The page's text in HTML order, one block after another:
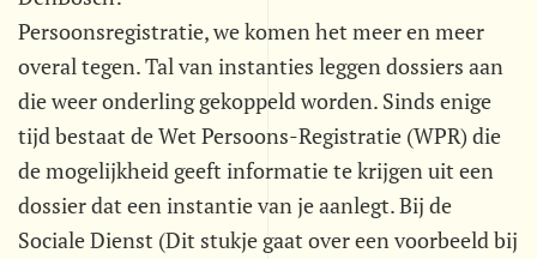
Persoonsregistratie, we komen het meer en meer
overal tegen. Tal van instanties leggen dossiers aan
die weer onderling gekoppeld worden. Sinds enige
tijd bestaat de Wet Persoons-Registratie (WPR) die
de mogelijkheid geeft informatie te krijgen uit een
dossier dat een instantie van je aanlegt. Bij de
Sociale Dienst (Dit stukje gaat over een voorbeeld bij